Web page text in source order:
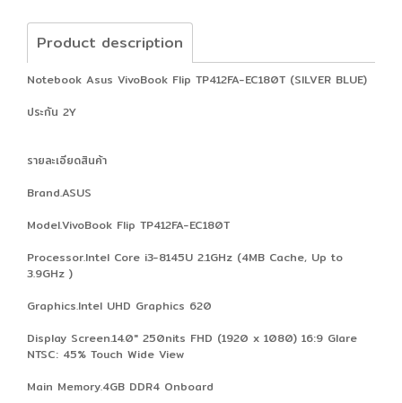
Product description
Notebook Asus VivoBook Flip TP412FA-EC180T (SILVER BLUE)
ประกัน 2Y
รายละเอียดสินค้า
Brand.ASUS
Model.VivoBook Flip TP412FA-EC180T
Processor.Intel Core i3-8145U 2.1GHz (4MB Cache, Up to
3.9GHz )
Graphics.Intel UHD Graphics 620
Display Screen.14.0" 250nits FHD (1920 x 1080) 16:9 Glare
NTSC: 45% Touch Wide View
Main Memory.4GB DDR4 Onboard